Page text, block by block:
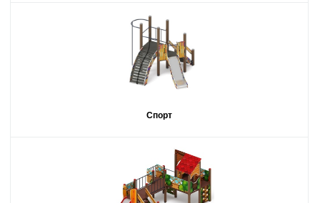
Спорт